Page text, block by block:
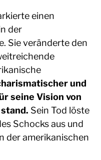
einen
der
Sie veränderte den
und
seine Vision von
Sein Tod löste
Schocks aus und
der amerikanischen